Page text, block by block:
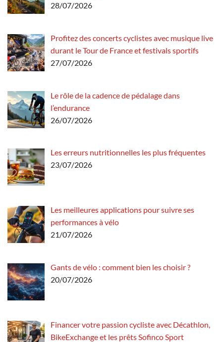
28/07/2026
Profitez des concerts cyclistes avec musique live
durant le Tour de France et festivals sportifs
27/07/2026
Le rôle de la cadence de pédalage dans
l’endurance
26/07/2026
Les erreurs nutritionnelles les plus fréquentes
23/07/2026
Les meilleures applications pour suivre ses
performances à vélo
21/07/2026
Gants de vélo : comment bien les choisir ?
20/07/2026
Financer votre passion cycliste avec Décathlon,
BikeExchange et les prêts Sofinco Sport